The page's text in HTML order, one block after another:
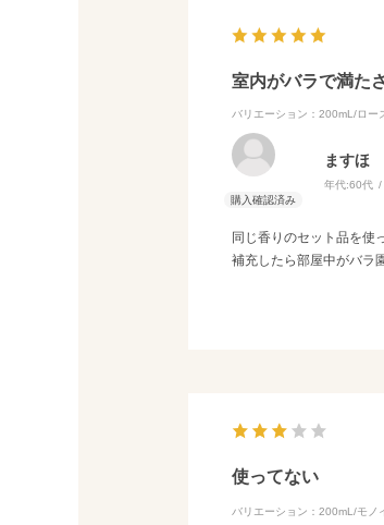
室内がバラで満た
バリエーション：200mL/ロー
ますほ
年代:60代
同じ香りのセット品を使
補充したら部屋中がバラ
使ってない
バリエーション：200mL/モノ